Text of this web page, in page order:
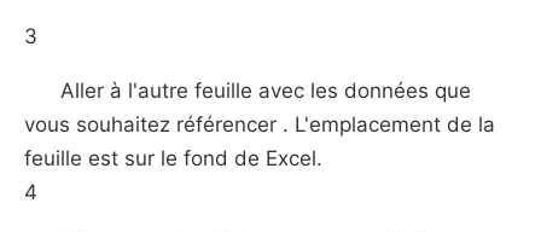
3
Aller à l'autre feuille avec les données que
vous souhaitez référencer . L'emplacement de la
feuille est sur ​​le fond de Excel.
4